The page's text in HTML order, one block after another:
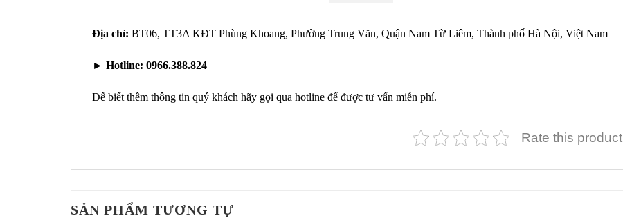
Địa chỉ: BT06, TT3A KĐT Phùng Khoang, Phường Trung Văn, Quận Nam Từ Liêm, Thành phố Hà Nội, Việt Nam
► Hotline: 0966.388.824
Để biết thêm thông tin quý khách hãy gọi qua hotline để được tư vấn miễn phí.
Rate this product
SẢN PHẨM TƯƠNG TỰ